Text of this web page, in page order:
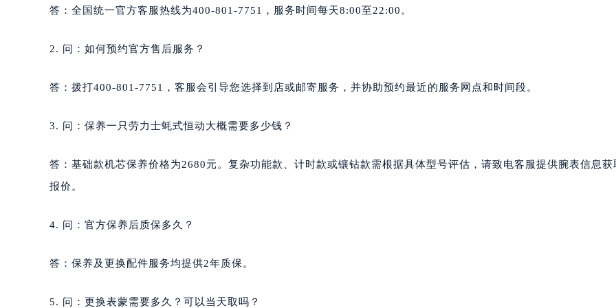
答：全国统一官方客服热线为400-801-7751，服务时间每天8:00至22:00。
2. 问：如何预约官方售后服务？
答：拨打400-801-7751，客服会引导您选择到店或邮寄服务，并协助预约最近的服务网点和时间段。
3. 问：保养一只劳力士蚝式恒动大概需要多少钱？
答：基础款机芯保养价格为2680元。复杂功能款、计时款或镶钻款需根据具体型号评估，请致电客服提供腕表信息获
报价。
4. 问：官方保养后质保多久？
答：保养及更换配件服务均提供2年质保。
5. 问：更换表蒙需要多久？可以当天取吗？